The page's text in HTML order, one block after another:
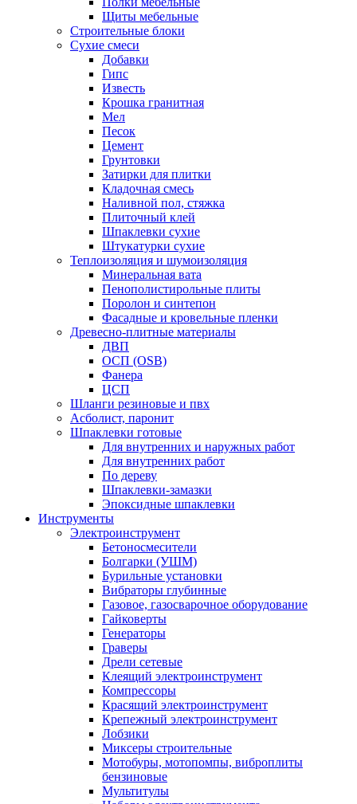
Щиты мебельные
Строительные блоки
Сухие смеси
Добавки
Гипс
Известь
Крошка гранитная
Мел
Песок
Цемент
Грунтовки
Затирки для плитки
Кладочная смесь
Наливной пол, стяжка
Плиточный клей
Шпаклевки сухие
Штукатурки сухие
Теплоизоляция и шумоизоляция
Минеральная вата
Пенополистирольные плиты
Поролон и синтепон
Фасадные и кровельные пленки
Древесно-плитные материалы
ДВП
ОСП (OSB)
Фанера
ЦСП
Шланги резиновые и пвх
Асболист, паронит
Шпаклевки готовые
Для внутренних и наружных работ
Для внутренних работ
По дереву
Шпаклевки-замазки
Эпоксидные шпаклевки
Инструменты
Электроинструмент
Бетоносмесители
Болгарки (УШМ)
Бурильные установки
Вибраторы глубинные
Газовое, газосварочное оборудование
Гайковерты
Генераторы
Граверы
Дрели сетевые
Клеящий электроинструмент
Компрессоры
Красящий электроинструмент
Крепежный электроинструмент
Лобзики
Миксеры строительные
Мотобуры, мотопомпы, виброплиты
бензиновые
Мультитулы